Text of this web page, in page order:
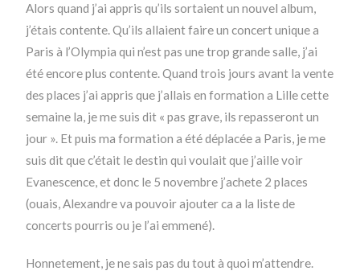
Alors quand j’ai appris qu’ils sortaient un nouvel album,
j’étais contente. Qu’ils allaient faire un concert unique a
Paris à l’Olympia qui n’est pas une trop grande salle, j’ai
été encore plus contente. Quand trois jours avant la vente
des places j’ai appris que j’allais en formation a Lille cette
semaine la, je me suis dit « pas grave, ils repasseront un
jour ». Et puis ma formation a été déplacée a Paris, je me
suis dit que c’était le destin qui voulait que j’aille voir
Evanescence, et donc le 5 novembre j’achete 2 places
(ouais, Alexandre va pouvoir ajouter ca a la liste de
concerts pourris ou je l’ai emmené).
Honnetement, je ne sais pas du tout à quoi m’attendre.